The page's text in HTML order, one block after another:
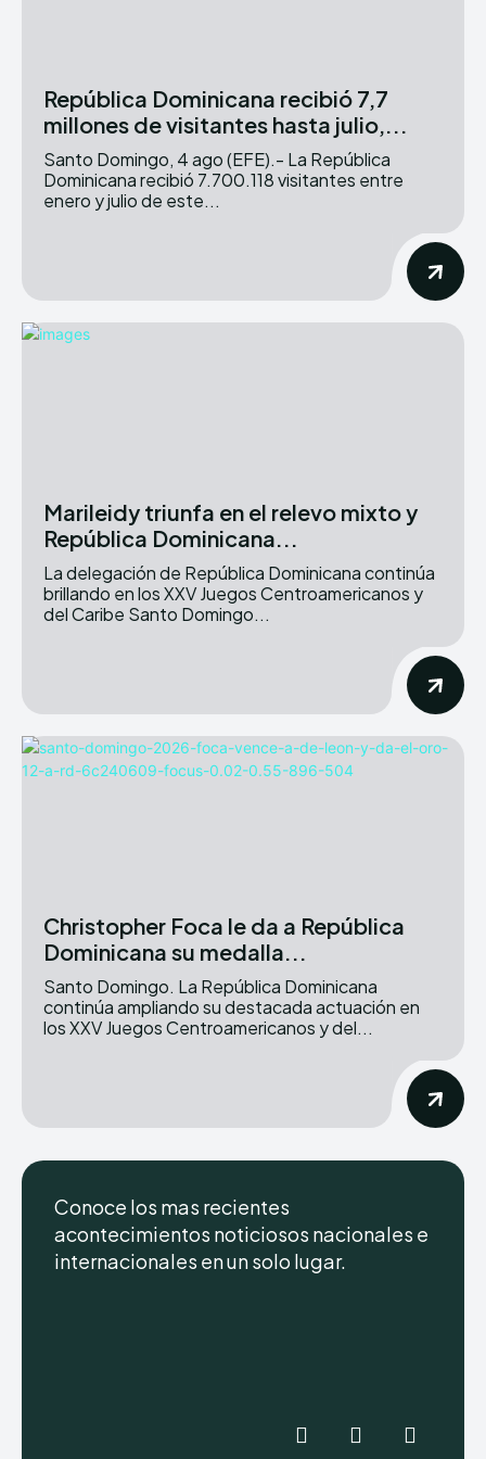
República Dominicana recibió 7,7
millones de visitantes hasta julio,...
Santo Domingo, 4 ago (EFE).- La República
Dominicana recibió 7.700.118 visitantes entre
enero y julio de este...
Marileidy triunfa en el relevo mixto y
República Dominicana...
La delegación de República Dominicana continúa
brillando en los XXV Juegos Centroamericanos y
del Caribe Santo Domingo...
Christopher Foca le da a República
Dominicana su medalla...
Santo Domingo. La República Dominicana
continúa ampliando su destacada actuación en
los XXV Juegos Centroamericanos y del...
Conoce los mas recientes
acontecimientos noticiosos nacionales e
internacionales en un solo lugar.